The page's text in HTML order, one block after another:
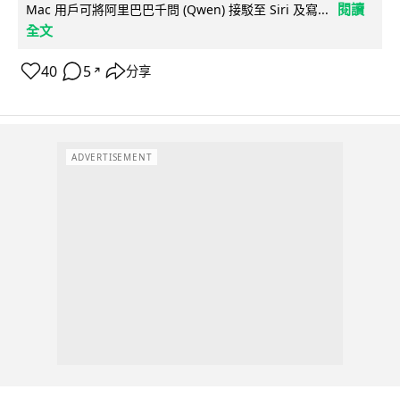
Mac 用戶可將阿里巴巴千問 (Qwen) 接駁至 Siri 及寫...
閱讀
全文
40 5 ↗ 分享
ADVERTISEMENT